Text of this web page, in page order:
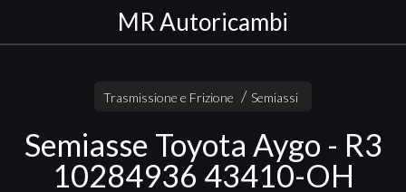
MR Autoricambi
Trasmissione e Frizione Semiassi
Semiasse Toyota Aygo - R3
10284936 43410-OH